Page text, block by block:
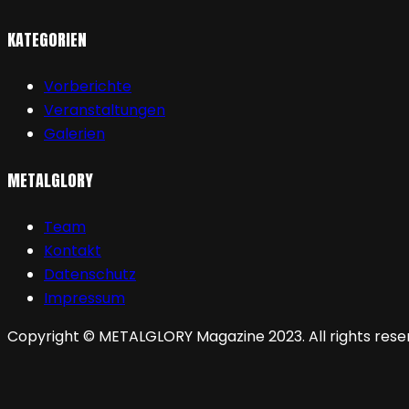
KATEGORIEN
Vorberichte
Veranstaltungen
Galerien
METALGLORY
Team
Kontakt
Datenschutz
Impressum
Copyright © METALGLORY Magazine 2023. All rights